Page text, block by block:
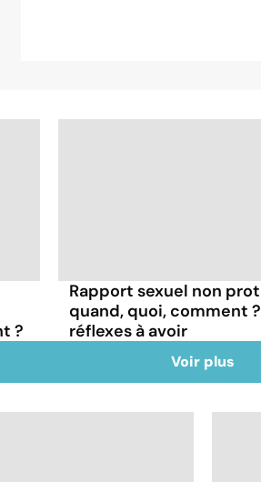
?
Rapport sexuel non
quand, quoi, comment
réflexes à avoir
Voir plus